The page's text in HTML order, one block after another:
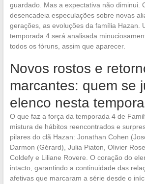
guardado. Mas a expectativa não diminui.
desencadeia especulações sobre novas
gerações, as evoluções da família Hazan.
temporada 4 será analisada
todos os fóruns, assim que aparecer.
Novos rostos e
marcantes: quem se
elenco nesta
O que faz a força da temporada 4 de
mistura de hábitos reencontrados e
pilares do clã Hazan: Jonathan Cohen
Darmon (Gérard), Julia Piaton, Olivier
Coldefy e Liliane Rovere. O coração do
intacto, garantindo a continuidade das
afetivas que marcaram a série desde o